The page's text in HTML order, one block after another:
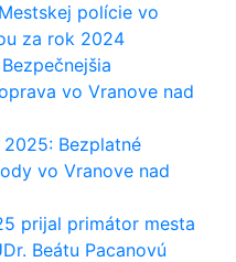
polície vo
za rok 2024
vo Vranove nad
Bezplatné
vo Vranove nad
prijal primátor mesta
Beátu Pacanovú